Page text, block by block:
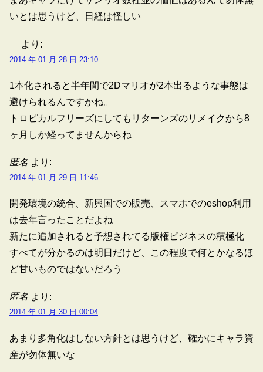
いとは思うけど、日経は怪しい
より:
2014 年 01 月 28 日 23:10
1本化されると半年間で2Dマリオが2本出るような事態は
避けられるんですかね。
トロピカルフリーズにしてもリターンズのリメイクから8
ヶ月しか経ってませんからね
匿名 より:
2014 年 01 月 29 日 11:46
開発環境の統合、新興国での販売、スマホでのeshop利用
は去年言ったことだよね
新たに追加されると予想されてる版権ビジネスの積極化
すべてが分かるのは明日だけど、この程度で何とかなるほ
ど甘いものではないだろう
匿名 より:
2014 年 01 月 30 日 00:04
あまり多角化はしない方針とは思うけど、確かにキャラ資
産が勿体無いな